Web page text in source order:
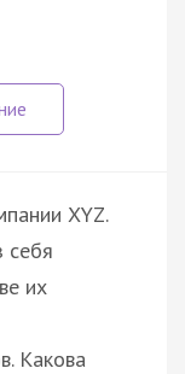
XYZ.
себя
их
Какова